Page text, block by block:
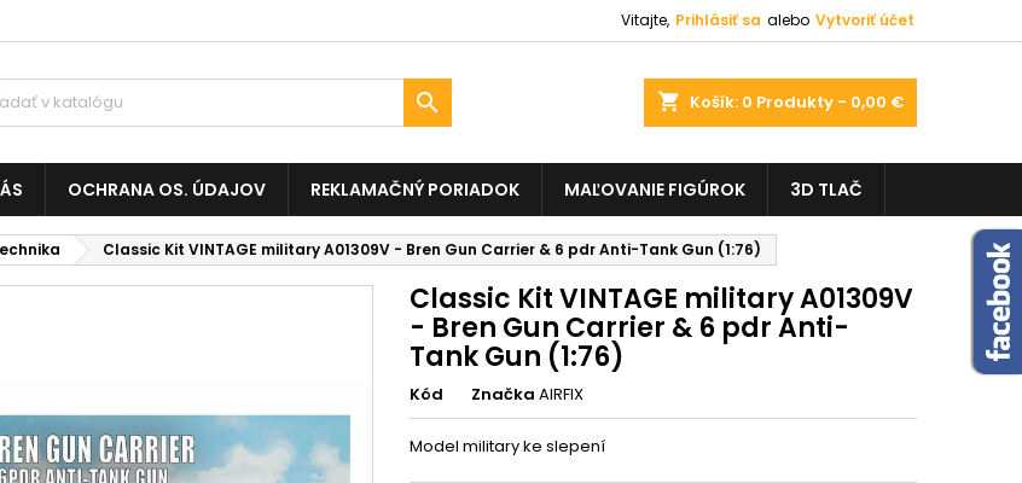
Vitajte, Prihlásiť sa alebo Vytvoriť účet
shopping_cart Košík: 0 Produkty - 0,00 €

OCHRANA OS. ÚDAJOV REKLAMAČNÝ PORIADOK MAĽOVANIE FIGÚROK 3D TLAČ
Classic Kit VINTAGE military A01309V - Bren Gun Carrier & 6 pdr Anti-Tank Gun (1:76)
Classic Kit VINTAGE military A01309V
- Bren Gun Carrier & 6 pdr Anti-
Tank Gun (1:76)
Kód Značka AIRFIX
Model military ke slepení